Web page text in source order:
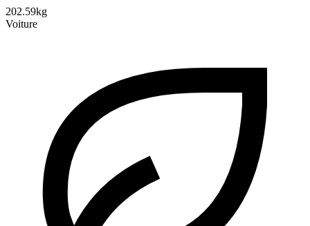
202.59kg
Voiture